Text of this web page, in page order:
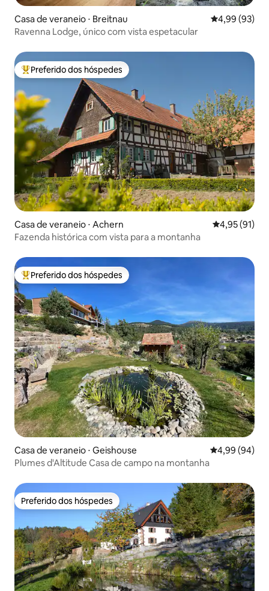
Casa de veraneio ⋅ Breitnau 4,99 de uma
4,99 (93)
Ravenna Lodge, único com vista espetacular
Entre os melhores preferidos dos hóspedes
Preferido dos hóspedes
Casa de veraneio ⋅ Achern 4,95 de uma
4,95 (91)
Fazenda histórica com vista para a montanha
Entre os melhores preferidos dos hóspedes
Preferido dos hóspedes
Casa de veraneio ⋅ Geishouse 4,99 de uma
4,99 (94)
Plumes d'Altitude Casa de campo na montanha
Preferido dos hóspedes
Preferido dos hóspedes